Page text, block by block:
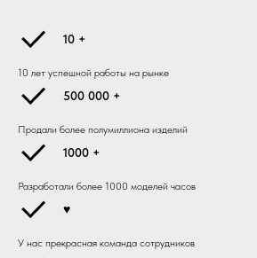
10 +
10 лет успешной работы на рынке
500 000 +
Продали более полумиллиона изделий
1000 +
Разработали более 1000 моделей часов
♥
У нас прекрасная команда сотрудников